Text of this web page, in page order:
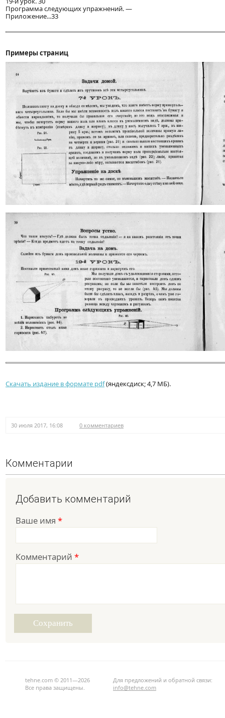
Программа следующих упражнений. —
Приложение...33
Примеры страниц
Скачать издание в формате pdf(яндексдиск; 4,7 МБ).
30 июля 2017, 16:08 0 комментариев
Комментарии
Добавить комментарий
Ваше имя *
Комментарий *
tehne.com © 2011—2026
Все права защищены.
Для предложений и обратной связи:
info@tehne.com